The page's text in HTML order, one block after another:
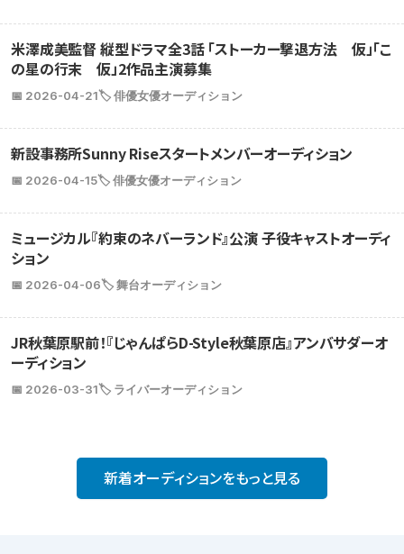
米澤成美監督 縦型ドラマ全3話 「ストーカー撃退方法 仮」「こ
の星の行末 仮」2作品主演募集
📅 2026-04-21🏷️ 俳優女優オーディション
新設事務所Sunny Riseスタートメンバーオーディション
📅 2026-04-15🏷️ 俳優女優オーディション
ミュージカル『約束のネバーランド』公演 子役キャストオーディ
ション
📅 2026-04-06🏷️ 舞台オーディション
JR秋葉原駅前！『じゃんぱらD-Style秋葉原店』アンバサダーオ
ーディション
📅 2026-03-31🏷️ ライバーオーディション
新着オーディションをもっと見る